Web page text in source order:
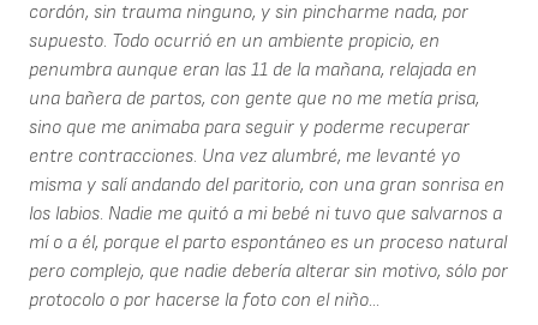
cordón, sin trauma ninguno, y sin pincharme nada, por
supuesto. Todo ocurrió en un ambiente propicio, en
penumbra aunque eran las 11 de la mañana, relajada en
una bañera de partos, con gente que no me metía prisa,
sino que me animaba para seguir y poderme recuperar
entre contracciones. Una vez alumbré, me levanté yo
misma y salí andando del paritorio, con una gran sonrisa en
los labios. Nadie me quitó a mi bebé ni tuvo que salvarnos a
mí o a él, porque el parto espontáneo es un proceso natural
pero complejo, que nadie debería alterar sin motivo, sólo por
protocolo o por hacerse la foto con el niño...